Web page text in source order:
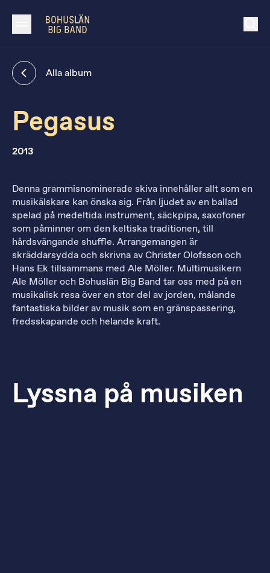
Alla album
Pegasus
2013
Denna grammisnominerade skiva innehåller allt som en
musikälskare kan önska sig. Från ljudet av en ballad
spelad på medeltida instrument, säckpipa, saxofoner
som påminner om den keltiska traditionen, till
hårdsvängande shuffle. Arrangemangen är
skräddarsydda och skrivna av Christer Olofsson och
Hans Ek tillsammans med Ale Möller. Multimusikern
Ale Möller och Bohuslän Big Band tar oss med på en
musikalisk resa över en stor del av jorden, målande
fantastiska bilder av musik som en gränspassering,
fredsskapande och helande kraft.
Lyssna på musiken